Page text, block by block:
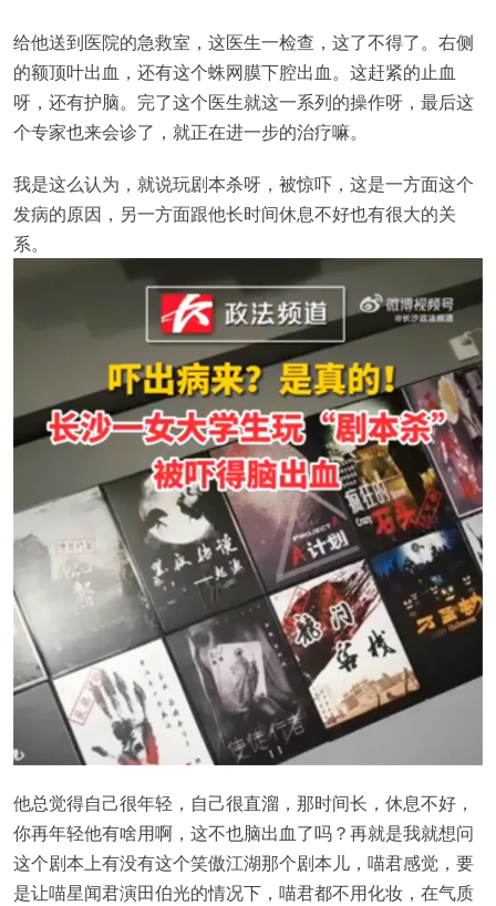
给他送到医院的急救室，这医生一检查，这了不得了。右侧
的额顶叶出血，还有这个蛛网膜下腔出血。这赶紧的止血
呀，还有护脑。完了这个医生就这一系列的操作呀，最后这
个专家也来会诊了，就正在进一步的治疗嘛。
我是这么认为，就说玩剧本杀呀，被惊吓，这是一方面这个
发病的原因，另一方面跟他长时间休息不好也有很大的关
系。
他总觉得自己很年轻，自己很直溜，那时间长，休息不好，
你再年轻他有啥用啊，这不也脑出血了吗？再就是我就想问
这个剧本上有没有这个笑傲江湖那个剧本儿，喵君感觉，要
是让喵星闻君演田伯光的情况下，喵君都不用化妆，在气质